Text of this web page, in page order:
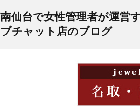
南仙台で女性管理者が運営
ブチャット店のブログ